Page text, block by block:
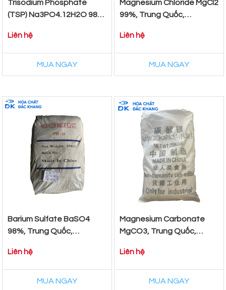
Trisodium Phosphate
(TSP) Na3PO4.12H2O 98%,
Liên hệ
MUA NGAY
Magnesium Chloride MgCl2
99%, Trung Quốc,
Liên hệ
MUA NGAY
Barium Sulfate BaSO4
98%, Trung Quốc,
Liên hệ
MUA NGAY
Magnesium Carbonate
MgCO3, Trung Quốc,
Liên hệ
MUA NGAY